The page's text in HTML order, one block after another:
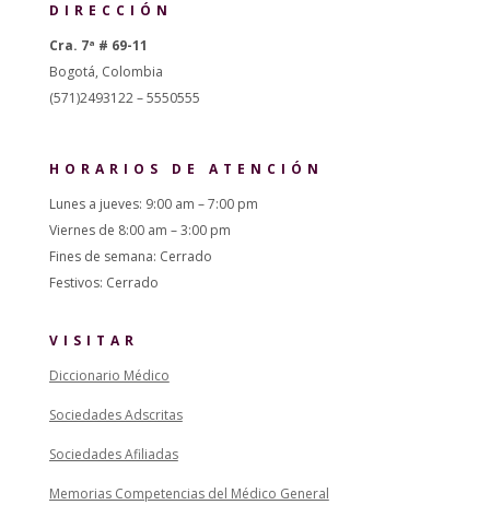
DIRECCIÓN
Cra. 7ª # 69-11
Bogotá, Colombia
(571)2493122 – 5550555
HORARIOS DE ATENCIÓN
Lunes a jueves: 9:00 am – 7:00 pm
Viernes de 8:00 am – 3:00 pm
Fines de semana: Cerrado
Festivos: Cerrado
VISITAR
Diccionario Médico
Sociedades Adscritas
Sociedades Afiliadas
Memorias Competencias del Médico General